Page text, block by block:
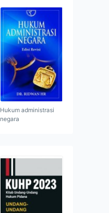
Hukum administrasi
negara